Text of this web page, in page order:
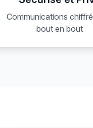
Communications
bout en bout